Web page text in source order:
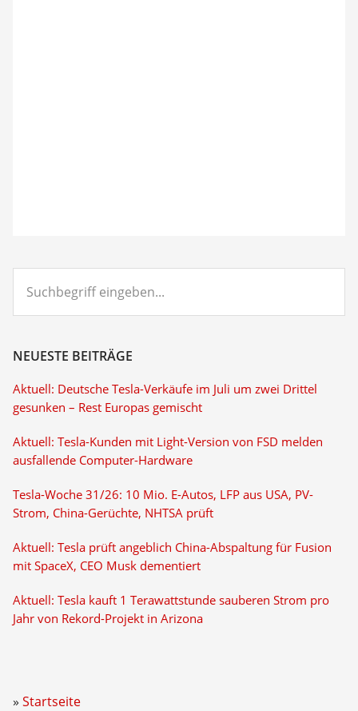
eingeben...
NEUESTE BEITRÄGE
Aktuell: Deutsche Tesla-Verkäufe im Juli um zwei Drittel
gesunken – Rest Europas gemischt
Aktuell: Tesla-Kunden mit Light-Version von FSD melden
ausfallende Computer-Hardware
Tesla-Woche 31/26: 10 Mio. E-Autos, LFP aus USA, PV-
Strom, China-Gerüchte, NHTSA prüft
Aktuell: Tesla prüft angeblich China-Abspaltung für Fusion
mit SpaceX, CEO Musk dementiert
Aktuell: Tesla kauft 1 Terawattstunde sauberen Strom pro
Jahr von Rekord-Projekt in Arizona
Startseite